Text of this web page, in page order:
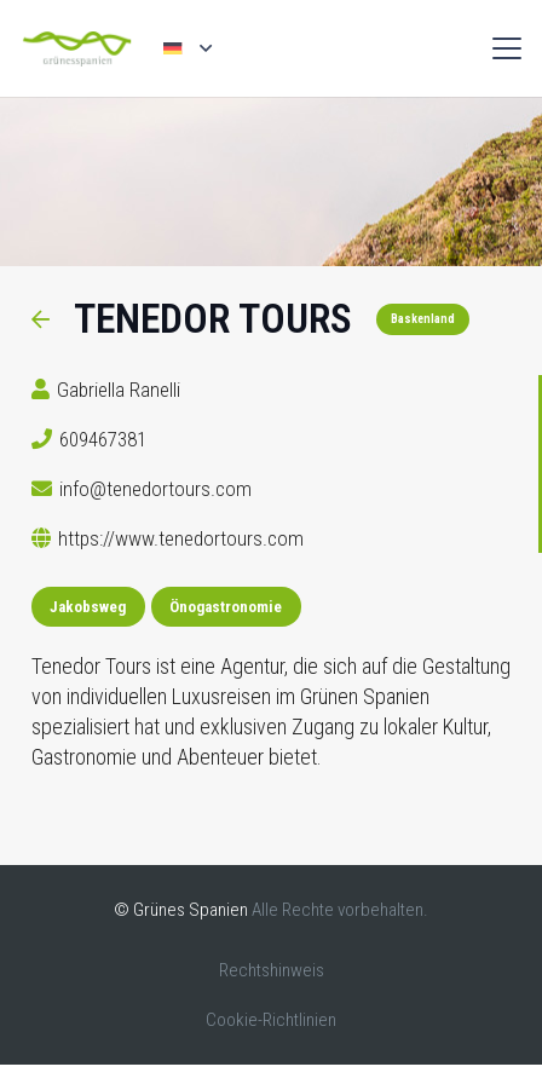
TENEDOR TOURS Baskenland
Gabriella Ranelli
609467381
info@tenedortours.com
https://www.tenedortours.com
Jakobsweg Önogastronomie
Tenedor Tours ist eine Agentur, die sich auf die Gestaltung
von individuellen Luxusreisen im Grünen Spanien
spezialisiert hat und exklusiven Zugang zu lokaler Kultur,
Gastronomie und Abenteuer bietet.
© Grünes Spanien Alle Rechte vorbehalten.
Rechtshinweis
Cookie-Richtlinien